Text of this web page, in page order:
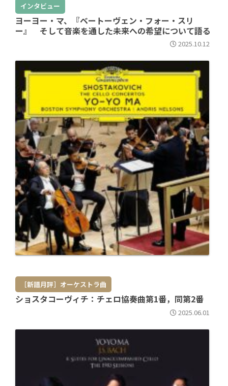
インタビュー
ヨーヨー・マ、『ベートーヴェン・フォー・スリ
ー』 そして音楽を通した未来への希望について語る
2025.10.12
［新譜月評］オーケストラ曲
ショスタコーヴィチ：チェロ協奏曲第1番，同第2番
2025.06.01